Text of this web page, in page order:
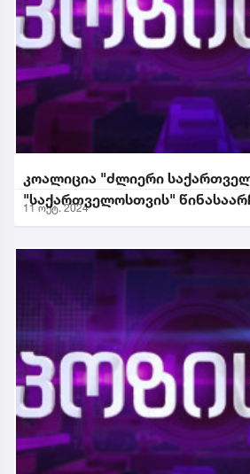
კოალიცია "ძლიერი
"საქართველოსთვის"
11 ოქტ. 2024